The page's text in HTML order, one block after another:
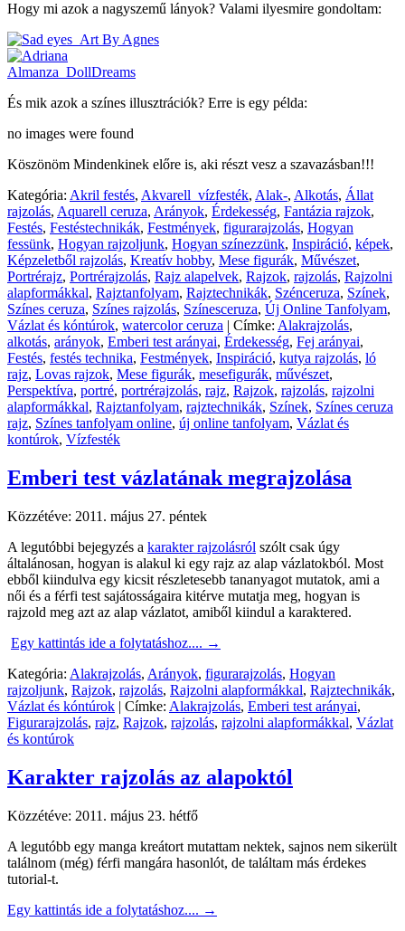
Hogy mi azok a nagyszemű lányok? Valami ilyesmire gondoltam:
És mik azok a színes illusztrációk? Erre is egy példa:
no images were found
Köszönöm Mindenkinek előre is, aki részt vesz a szavazásban!!!
Kategória: Akril festés, Akvarell_vízfesték, Alak-, Alkotás, Állat
rajzolás, Aquarell ceruza, Arányok, Érdekesség, Fantázia rajzok,
Festés, Festéstechnikák, Festmények, figurarajzolás, Hogyan
fessünk, Hogyan rajzoljunk, Hogyan színezzünk, Inspiráció, képek,
Képzeletből rajzolás, Kreatív hobby, Mese figurák, Művészet,
Portrérajz, Portrérajzolás, Rajz alapelvek, Rajzok, rajzolás, Rajzolni
alapformákkal, Rajztanfolyam, Rajztechnikák, Szénceruza, Színek,
Színes ceruza, Színes rajzolás, Színesceruza, Új Online Tanfolyam,
Vázlat és kóntúrok, watercolor ceruza | Címke: Alakrajzolás,
alkotás, arányok, Emberi test arányai, Érdekesség, Fej arányai,
Festés, festés technika, Festmények, Inspiráció, kutya rajzolás, ló
rajz, Lovas rajzok, Mese figurák, mesefigurák, művészet,
Perspektíva, portré, portrérajzolás, rajz, Rajzok, rajzolás, rajzolni
alapformákkal, Rajztanfolyam, rajztechnikák, Színek, Színes ceruza
rajz, Színes tanfolyam online, új online tanfolyam, Vázlat és
kontúrok, Vízfesték
Emberi test vázlatának megrajzolása
Közzétéve: 2011. május 27. péntek
A legutóbbi bejegyzés a karakter rajzolásról szólt csak úgy
általánosan, hogyan is alakul ki egy rajz az alap vázlatokból. Most
ebből kiindulva egy kicsit részletesebb tananyagot mutatok, ami a
női és a férfi test sajátosságaira kitérve mutatja meg, hogyan is
rajzold meg azt az alap vázlatot, amiből kiindul a karaktered.
Egy kattintás ide a folytatáshoz.... →
Kategória: Alakrajzolás, Arányok, figurarajzolás, Hogyan
rajzoljunk, Rajzok, rajzolás, Rajzolni alapformákkal, Rajztechnikák,
Vázlat és kóntúrok | Címke: Alakrajzolás, Emberi test arányai,
Figurarajzolás, rajz, Rajzok, rajzolás, rajzolni alapformákkal, Vázlat
és kontúrok
Karakter rajzolás az alapoktól
Közzétéve: 2011. május 23. hétfő
A legutóbb egy manga kreátort mutattam nektek, sajnos nem sikerült
találnom (még) férfi mangára hasonlót, de találtam más érdekes
tutorial-t.
Egy kattintás ide a folytatáshoz.... →